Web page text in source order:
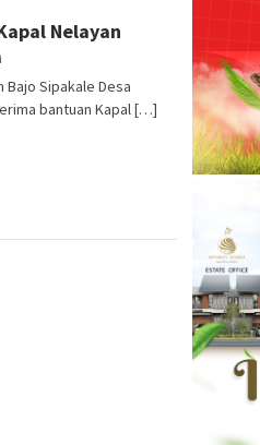
Nelayan
Bajo Sipakale Desa
bantuan Kapal […]